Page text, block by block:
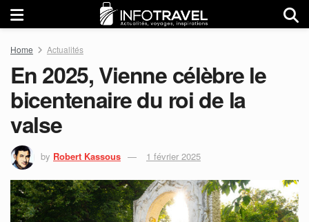
Home Actualités
En 2025, Vienne célèbre le
bicentenaire du roi de la
valse
by Robert Kassous 1 février 2025